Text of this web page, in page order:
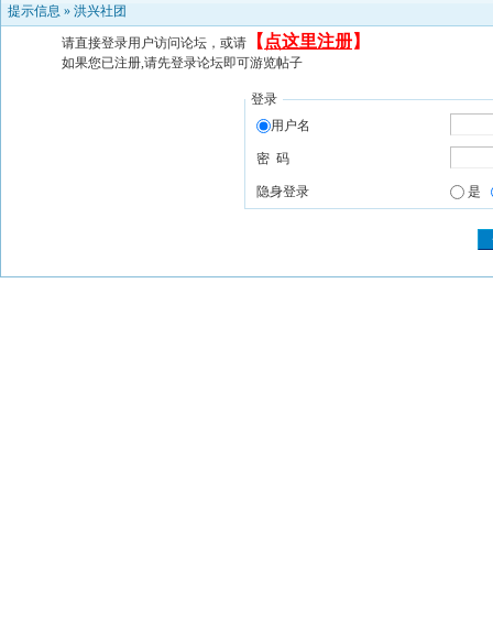
提示信息 » 洪兴社团
请直接登录用户访问论坛，或请 【 点这里注册】
如果您已注册,请先登录论坛即可游览帖子
登录
用户名
密 码
隐身登录 是